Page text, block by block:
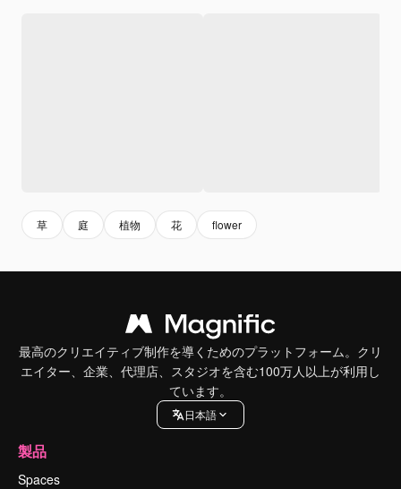
草 庭 植物 花 flower
最高のクリエイティブ制作を導くためのプラットフォーム。クリ
エイター、企業、代理店、スタジオを含む100万人以上が利用し
ています。
日本語
製品
Spaces